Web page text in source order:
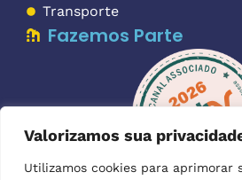
Valorizamos sua
Utilizamos cookies para aprimorar
Transporte
Fazemos Parte